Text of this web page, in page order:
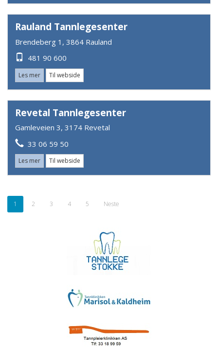
Rauland Tannlegesenter
Brendeberg 1, 3864 Rauland
481 90 600
Les mer Til webside
Revetal Tannlegesenter
Gamleveien 3, 3174 Revetal
33 06 59 50
Les mer Til webside
1 2 3 4 5 Neste